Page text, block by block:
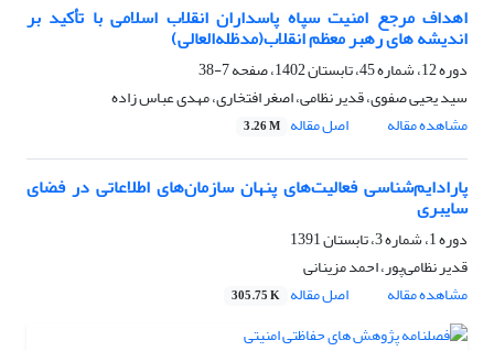
اهداف مرجع امنیت سپاه پاسداران انقلاب اسلامی با تأکید بر
اندیشه های رهبر معظم انقلاب(مدظله‌العالی)
دوره 12، شماره 45، تابستان 1402، صفحه
7-38
سید یحیی صفوی، قدیر نظامی، اصغر افتخاری، مهدی عباس زاده
مشاهده مقاله
اصل مقاله 3.26 M
پارادایم‌شناسی فعالیت‌های پنهان سازمان‌های اطلاعاتی در فضای
سایبری
دوره 1، شماره 3، تابستان 1391
قدیر نظامی‌پور، احمد مزینانی
مشاهده مقاله
اصل مقاله 305.75 K